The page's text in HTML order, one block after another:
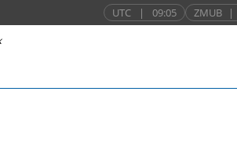
UTC | 09:05 ZMUB |